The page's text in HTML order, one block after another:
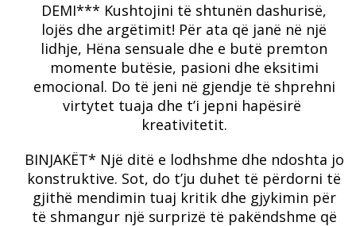
DEMI*** Kushtojini të shtunën dashurisë,
lojës dhe argëtimit! Për ata që janë në një
lidhje, Hëna sensuale dhe e butë premton
momente butësie, pasioni dhe eksitimi
emocional. Do të jeni në gjendje të shprehni
virtytet tuaja dhe t’i jepni hapësirë ​​
kreativitetit.
BINJAKËT* Një ditë e lodhshme dhe ndoshta jo
konstruktive. Sot, do t’ju duhet të përdorni të
gjithë mendimin tuaj kritik dhe gjykimin për
të shmangur një surprizë të pakëndshme që